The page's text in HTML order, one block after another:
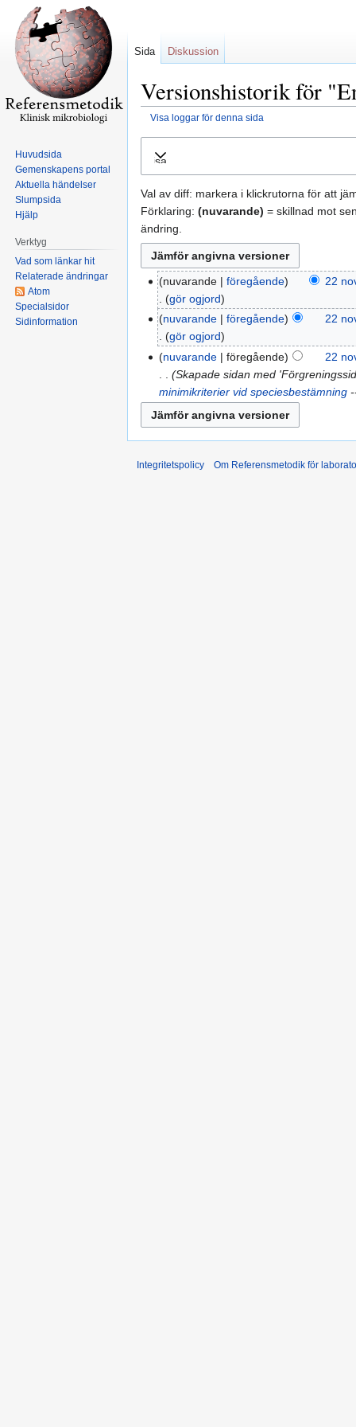
Versionshistorik för
Visa loggar för denna sida
Visa
Val av diff: markera i klickrutorna för att
Förklaring: (nuvarande) = skillnad mot
ändring.
nuvarande föregående
22
gör ogjord
nuvarande
föregående
22
gör ogjord
nuvarande
föregående
22
Skapade sidan med
minimikriterier vid speciesbestämning
Sida Diskussion
Huvudsida
Gemenskapens portal
Aktuella händelser
Slumpsida
Hjälp
Verktyg
Vad som länkar hit
Relaterade ändringar
Atom
Specialsidor
Sidinformation
Integritetspolicy Om Referensmetodik för